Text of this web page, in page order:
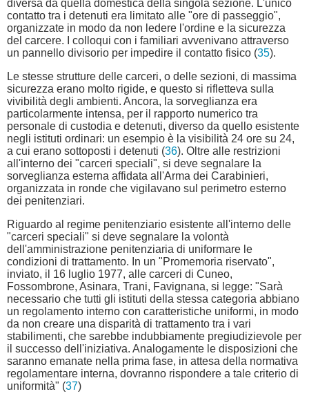
diversa da quella domestica della singola sezione. L'unico
contatto tra i detenuti era limitato alle "ore di passeggio",
organizzate in modo da non ledere l'ordine e la sicurezza
del carcere. I colloqui con i familiari avvenivano attraverso
un pannello divisorio per impedire il contatto fisico (35).
Le stesse strutture delle carceri, o delle sezioni, di massima
sicurezza erano molto rigide, e questo si rifletteva sulla
vivibilità degli ambienti. Ancora, la sorveglianza era
particolarmente intensa, per il rapporto numerico tra
personale di custodia e detenuti, diverso da quello esistente
negli istituti ordinari: un esempio è la visibilità 24 ore su 24,
a cui erano sottoposti i detenuti (36). Oltre alle restrizioni
all'interno dei "carceri speciali", si deve segnalare la
sorveglianza esterna affidata all'Arma dei Carabinieri,
organizzata in ronde che vigilavano sul perimetro esterno
dei penitenziari.
Riguardo al regime penitenziario esistente all'interno delle
"carceri speciali" si deve segnalare la volontà
dell'amministrazione penitenziaria di uniformare le
condizioni di trattamento. In un "Promemoria riservato",
inviato, il 16 luglio 1977, alle carceri di Cuneo,
Fossombrone, Asinara, Trani, Favignana, si legge: "Sarà
necessario che tutti gli istituti della stessa categoria abbiano
un regolamento interno con caratteristiche uniformi, in modo
da non creare una disparità di trattamento tra i vari
stabilimenti, che sarebbe indubbiamente pregiudizievole per
il successo dell'iniziativa. Analogamente le disposizioni che
saranno emanate nella prima fase, in attesa della normativa
regolamentare interna, dovranno rispondere a tale criterio di
uniformità" (37)